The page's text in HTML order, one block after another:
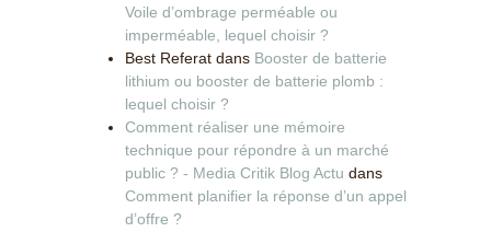
Voile d’ombrage perméable ou
imperméable, lequel choisir ?
Best Referat dans Booster de batterie
lithium ou booster de batterie plomb :
lequel choisir ?
Comment réaliser une mémoire
technique pour répondre à un marché
public ? - Media Critik Blog Actu dans
Comment planifier la réponse d’un appel
d’offre ?